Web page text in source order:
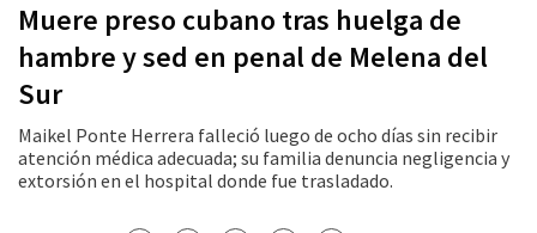
Muere preso cubano tras huelga de
hambre y sed en penal de Melena del
Sur
Maikel Ponte Herrera falleció luego de ocho días sin recibir
atención médica adecuada; su familia denuncia negligencia y
extorsión en el hospital donde fue trasladado.